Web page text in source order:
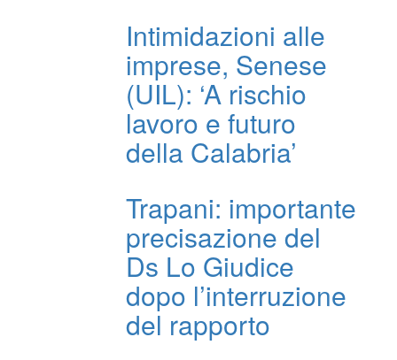
Intimidazioni alle
imprese, Senese
(UIL): ‘A rischio
lavoro e futuro
della Calabria’
Trapani: importante
precisazione del
Ds Lo Giudice
dopo l’interruzione
del rapporto